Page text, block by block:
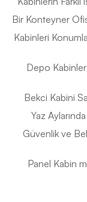
Bir Konteyner
Kabinleri
Depo
Bekci Kabini
Yaz
Güvenlik ve
Panel Kabin